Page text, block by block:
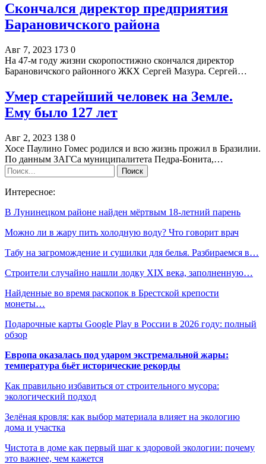
Скончался директор предприятия
Барановичского района
Авг 7, 2023 173 0
На 47-м году жизни скоропостижно скончался директор
Барановичского районного ЖКХ Сергей Мазура. Сергей…
Умер старейший человек на Земле.
Ему было 127 лет
Авг 2, 2023 138 0
Хосе Паулино Гомес родился и всю жизнь прожил в Бразилии.
По данным ЗАГСа муниципалитета Педра-Бонита,…
Интересное:
В Лунинецком районе найден мёртвым 18-летний парень
Можно ли в жару пить холодную воду? Что говорит врач
Табу на загромождение и сушилки для белья. Разбираемся в…
Строители случайно нашли лодку XIX века, заполненную…
Найденные во время раскопок в Брестской крепости
монеты…
Подарочные карты Google Play в России в 2026 году: полный
обзор
Европа оказалась под ударом экстремальной жары:
температура бьёт исторические рекорды
Как правильно избавиться от строительного мусора:
экологический подход
Зелёная кровля: как выбор материала влияет на экологию
дома и участка
Чистота в доме как первый шаг к здоровой экологии: почему
это важнее, чем кажется